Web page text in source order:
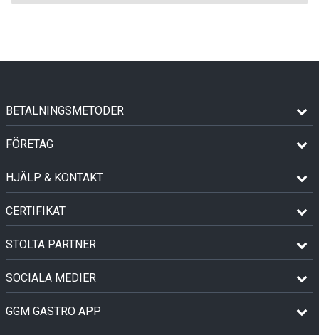
BETALNINGSMETODER
FÖRETAG
HJÄLP & KONTAKT
CERTIFIKAT
STOLTA PARTNER
SOCIALA MEDIER
GGM GASTRO APP